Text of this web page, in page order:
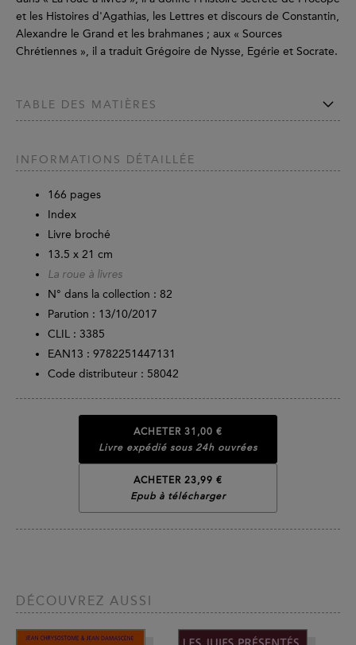
et les Histoires d'Agathias, les Lettres et discours de Constantin,
Alexandre le Grand et les brahmanes ; aux « Sources
Chrétiennes », il a traduit Grégoire de Nysse, Egérie et Socrate.
TABLE DES MATIÈRES
INFORMATIONS DÉTAILLÉE
166 pages
Index
Livre broché
13.5 x 21 cm
La roue à livres
N° dans la collection : 82
Parution : 13/10/2017
CLIL : 3385
EAN13 : 9782251447131
Code distributeur : 58042
ACHETER 31,00 €
Livre expédié sous 24h ouvrées
ACHETER 23,99 €
Epub à télécharger
DÉCOUVREZ AUSSI